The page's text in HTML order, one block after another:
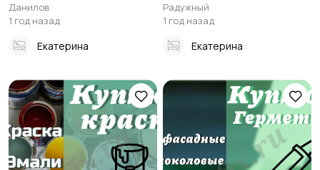
Данилов
1 год назад
Екатерина
Радужный
1 год назад
Екатерина